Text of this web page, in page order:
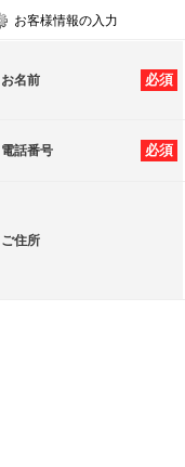
お客様情報の入力
必須
お名前
必須
電話番号
ご住所